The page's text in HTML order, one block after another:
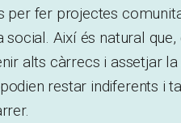
per fer projectes
Així és natural
alts càrrecs i assetjar la
restar indiferents i